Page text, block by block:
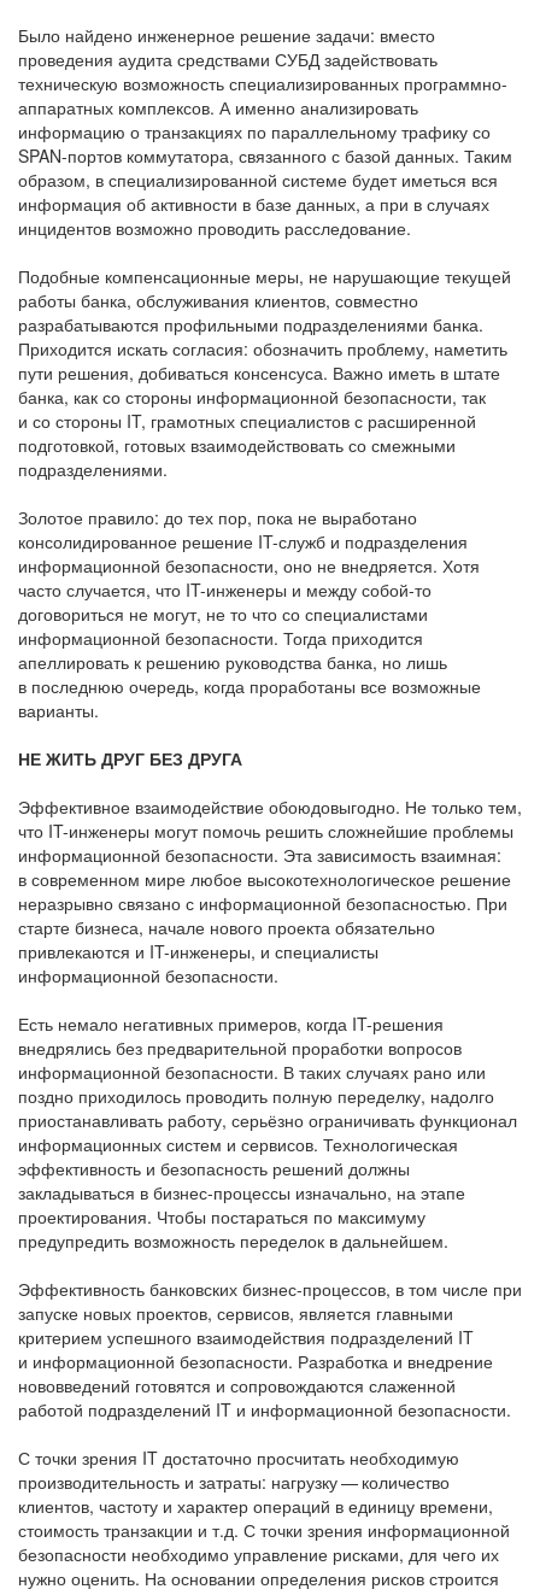
Было найдено инженерное решение задачи: вместо
проведения аудита средствами СУБД задействовать
техническую возможность специализированных программно-
аппаратных комплексов. А именно анализировать
информацию о транзакциях по параллельному трафику со
SPAN-портов коммутатора, связанного с базой данных. Таким
образом, в специализированной системе будет иметься вся
информация об активности в базе данных, а при в случаях
инцидентов возможно проводить расследование.
Подобные компенсационные меры, не нарушающие текущей
работы банка, обслуживания клиентов, совместно
разрабатываются профильными подразделениями банка.
Приходится искать согласия: обозначить проблему, наметить
пути решения, добиваться консенсуса. Важно иметь в штате
банка, как со стороны информационной безопасности, так
и со стороны IT, грамотных специалистов с расширенной
подготовкой, готовых взаимодействовать со смежными
подразделениями.
Золотое правило: до тех пор, пока не выработано
консолидированное решение IT-служб и подразделения
информационной безопасности, оно не внедряется. Хотя
часто случается, что IT-инженеры и между собой-то
договориться не могут, не то что со специалистами
информационной безопасности. Тогда приходится
апеллировать к решению руководства банка, но лишь
в последнюю очередь, когда проработаны все возможные
варианты.
НЕ ЖИТЬ ДРУГ БЕЗ ДРУГА
Эффективное взаимодействие обоюдовыгодно. Не только тем,
что IT-инженеры могут помочь решить сложнейшие проблемы
информационной безопасности. Эта зависимость взаимная:
в современном мире любое высокотехнологическое решение
неразрывно связано с информационной безопасностью. При
старте бизнеса, начале нового проекта обязательно
привлекаются и IT-инженеры, и специалисты
информационной безопасности.
Есть немало негативных примеров, когда IT-решения
внедрялись без предварительной проработки вопросов
информационной безопасности. В таких случаях рано или
поздно приходилось проводить полную переделку, надолго
приостанавливать работу, серьёзно ограничивать функционал
информационных систем и сервисов. Технологическая
эффективность и безопасность решений должны
закладываться в бизнес-процессы изначально, на этапе
проектирования. Чтобы постараться по максимуму
предупредить возможность переделок в дальнейшем.
Эффективность банковских бизнес-­процессов, в том числе при
запуске новых проектов, сервисов, является главными
критерием успешного взаимодействия подразделений IT
и информационной безопасности. Разработка и внедрение
нововведений готовятся и сопровождаются слаженной
работой подразделений IT и информационной безопасности.
С точки зрения IT достаточно просчитать необходимую
производительность и затраты: нагрузку — количество
клиентов, частоту и характер операций в единицу времени,
стоимость транзакции и т.д. С точки зрения информационной
безопасности необходимо управление рисками, для чего их
нужно оценить. На основании определения рисков строится